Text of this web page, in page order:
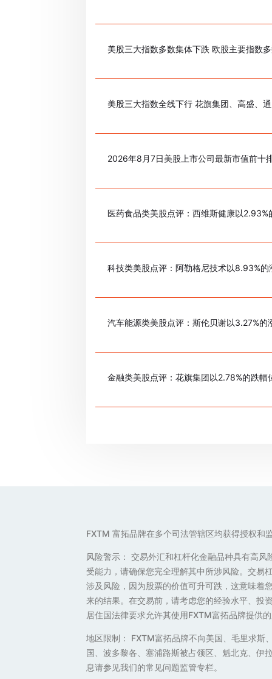
美股三大指数多数集体下跌 欧股主要指数
美股三大指数全线下行 花旗集团、高盛、
2026年8月7日美股上市公司最新市值前十
医药食品类美股点评：西维斯健康以2.93%
科技类美股点评：阿勒格尼技术以8.93%的
汽车能源类美股点评：斯伦贝谢以3.27%的
金融类美股点评：花旗集团以2.78%的跌幅
FXTM 富拓品牌在多个司法管辖区均获得授权和
风险警示： 交易外汇和杠杆化金融品种具有高
受能力，请确保您完全理解其中所涉风险。交易
涉及风险，因为股票的价值可升可跌，这意味着
来的结果。在交易前，请考虑您的经验水平、投
居住国法律要求允许其使用FXTM富拓品牌提供
地区限制： FXTM富拓品牌不向美国、毛里求斯
国、波多黎各、塞浦路斯被占领区、魁北克、伊
息请参见我们的常见问题监管专栏。